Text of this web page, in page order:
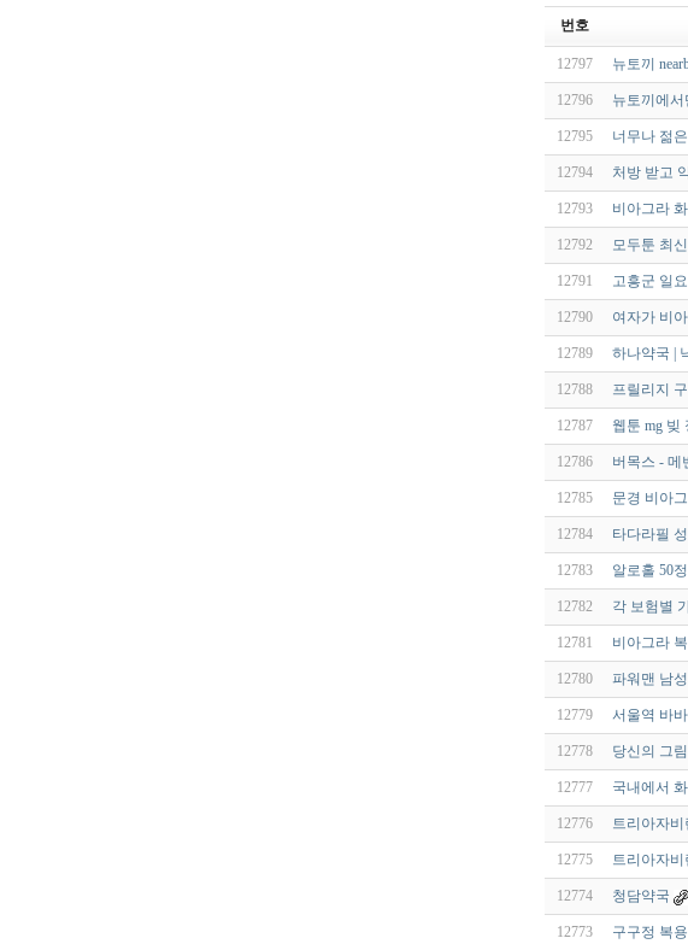
번호
12797 뉴토끼
12796 뉴토끼에
12795 너무나 젊
12794 처방 받고
12793 비아그라
12792 모두툰 최
12791 고흥군 일
12790 여자가 비
12789 하나약국 |
12788 프릴리지
12787 웹툰 mg 빚
12786 버목스 - 메
12785 문경 비아
12784 타다라필
12783 알로홀 50
12782 각 보험별
12781 비아그라
12780 파워맨 남
12779 서울역 바
12778 당신의 그
12777 국내에서
12776 트리아자
12775 트리아자
12774 청담약국
12773 구구정 복